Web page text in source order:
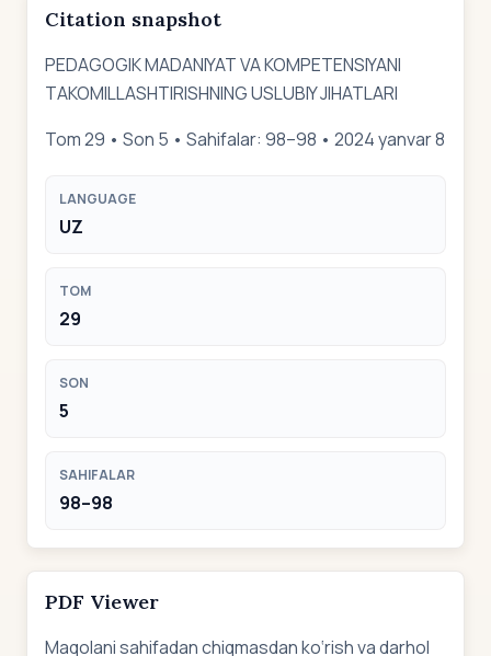
Citation snapshot
PEDAGOGIK MADANIYAT VA KOMPETENSIYANI
TAKOMILLASHTIRISHNING USLUBIY JIHATLARI
Tom 29 • Son 5 • Sahifalar: 98–98 • 2024 yanvar 8
LANGUAGE
UZ
TOM
29
SON
5
SAHIFALAR
98–98
PDF Viewer
Maqolani sahifadan chiqmasdan ko‘rish va darhol